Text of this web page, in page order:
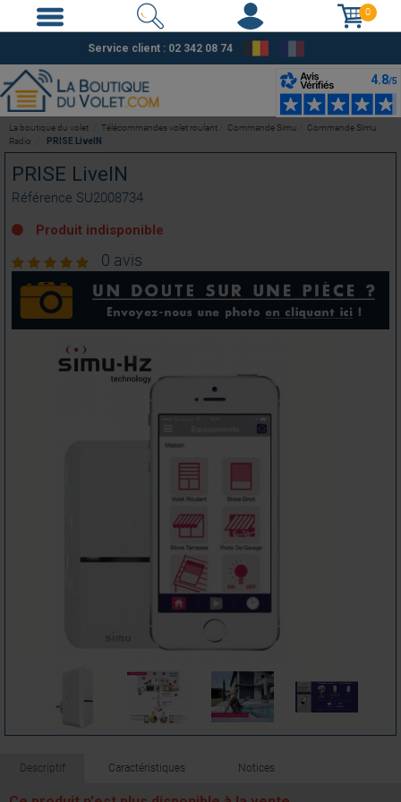
0
Service client : 02 342 08 74
PRISE LiveIN
Référence SU2008734
Produit indisponible
0 avis
Descriptif Caractéristiques Notices
La boutique du volet Télécommandes volet roulant Commande Simu
Commande Simu
Radio
PRISE LiveIN